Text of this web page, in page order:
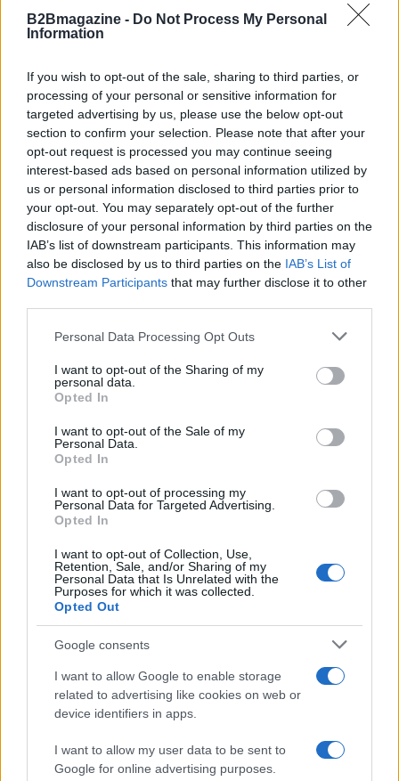
B2Bmagazine - Do Not Process My Personal
Information
If you wish to opt-out of the sale, sharing to third parties, or
processing of your personal or sensitive information for
targeted advertising by us, please use the below opt-out
section to confirm your selection. Please note that after your
opt-out request is processed you may continue seeing
interest-based ads based on personal information utilized by
us or personal information disclosed to third parties prior to
your opt-out. You may separately opt-out of the further
disclosure of your personal information by third parties on the
IAB’s list of downstream participants. This information may
also be disclosed by us to third parties on the IAB’s List of
Downstream Participants that may further disclose it to other
Please note that this website/app uses one or more Google
not limited to your visit or usage behaviour. You may click to
grant or deny consent to Google and its third-party tags to
use your data for below specified purposes in below Google
consent section.
Personal Data Processing Opt Outs
I want to opt-out of the Sharing of my
personal data.
Opted In
I want to opt-out of the Sale of my
Personal Data.
Opted In
I want to opt-out of processing my
Personal Data for Targeted Advertising.
Opted In
I want to opt-out of Collection, Use,
Retention, Sale, and/or Sharing of my
Personal Data that Is Unrelated with the
Purposes for which it was collected.
Opted Out
Google consents
I want to allow Google to enable storage
related to advertising like cookies on web or
device identifiers in apps.
I want to allow my user data to be sent to
Google for online advertising purposes.
Continua a leggere
B2B NEWS
Ripensare le tecnologie umanitarie oltre i criteri dei
donatori